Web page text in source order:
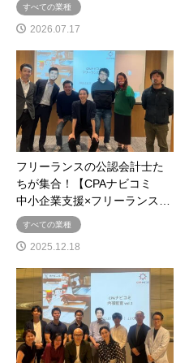
すべての業種
2026.07.17
フリーランスの公認会計士た
ちが集合！【CPAナビコミ
中小企業支援×フリーランス…
すべての業種
2025.12.18